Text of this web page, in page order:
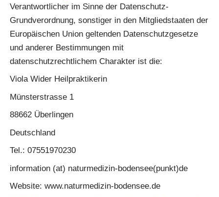
Verantwortlicher im Sinne der Datenschutz-
Grundverordnung, sonstiger in den Mitgliedstaaten der
Europäischen Union geltenden Datenschutzgesetze
und anderer Bestimmungen mit
datenschutzrechtlichem Charakter ist die:
Viola Wider Heilpraktikerin
Münsterstrasse 1
88662 Überlingen
Deutschland
Tel.: 07551970230
information (at) naturmedizin-bodensee(punkt)de
Website: www.naturmedizin-bodensee.de